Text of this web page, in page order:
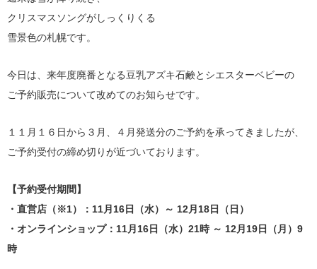
クリスマスソングがしっくりくる
雪景色の札幌です。
今日は、来年度廃番となる豆乳アズキ石鹸とシエスターベビーの
ご予約販売について改めてのお知らせです。
１１月１６日から３月、４月発送分のご予約を承ってきましたが、
ご予約受付の締め切りが近づいております。
【予約受付期間】
・直営店（※1）：11月16日（水）～ 12月18日（日）
・オンラインショップ：11月16日（水）21時 ～ 12月19日（月）9
時